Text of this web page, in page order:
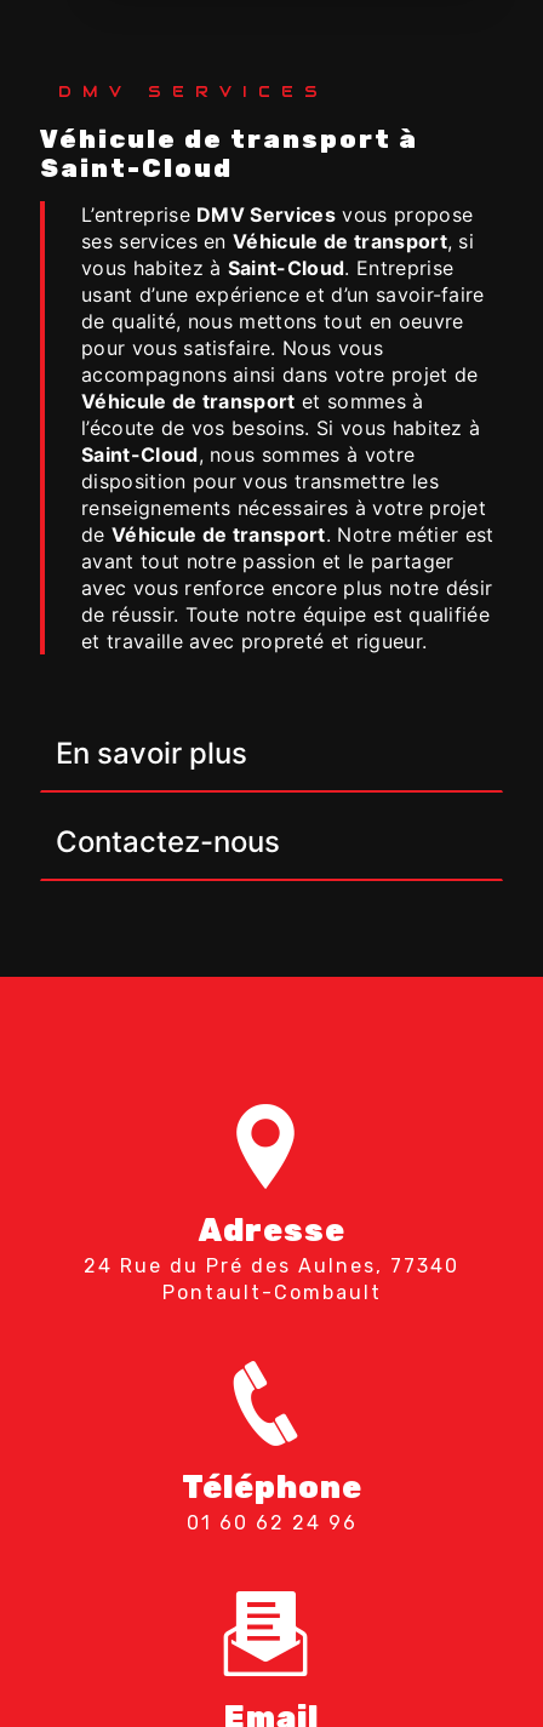
DMV SERVICES
Véhicule de transport à
Saint-Cloud
L’entreprise DMV Services vous propose
ses services enVéhicule de transport, si
vous habitez à Saint-Cloud. Entreprise
usant d’une expérience et d’un savoir-faire
de qualité, nous mettons tout en oeuvre
pour vous satisfaire. Nous vous
accompagnons ainsi dans votre projet de
Véhicule de transport et sommes à
l’écoute de vos besoins. Si vous habitez à
Saint-Cloud, nous sommes à votre
disposition pour vous transmettre les
renseignements nécessaires à votre projet
de Véhicule de transport. Notre métier est
avant tout notre passion et le partager
avec vous renforce encore plus notre désir
de réussir. Toute notre équipe est qualifiée
et travaille avec propreté et rigueur.
En savoir plus
Contactez-nous
Adresse
24 Rue du Pré des Aulnes, 77340
Pontault-Combault
Téléphone
01 60 62 24 96
Email